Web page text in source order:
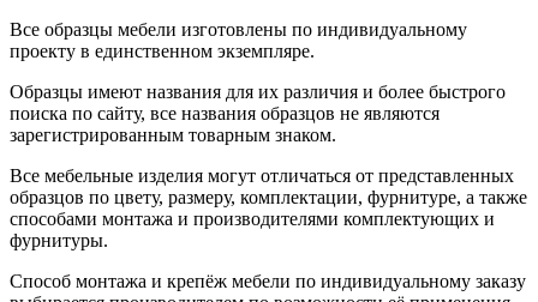
Все образцы мебели изготовлены по индивидуальному
проекту в единственном экземпляре.
Образцы имеют названия для их различия и более быстрого
поиска по сайту, все названия образцов не являются
зарегистрированным товарным знаком.
Все мебельные изделия могут отличаться от представленных
образцов по цвету, размеру, комплектации, фурнитуре, а также
способами монтажа и производителями комплектующих и
фурнитуры.
Способ монтажа и крепёж мебели по индивидуальному заказу